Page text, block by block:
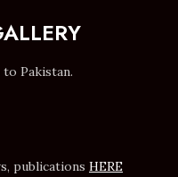
Pakistan.
publicationsHERE